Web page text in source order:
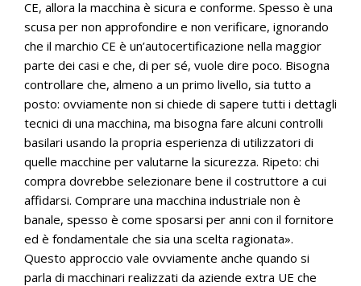
CE, allora la macchina è sicura e conforme. Spesso è una
scusa per non approfondire e non verificare, ignorando
che il marchio CE è un’autocertificazione nella maggior
parte dei casi e che, di per sé, vuole dire poco. Bisogna
controllare che, almeno a un primo livello, sia tutto a
posto: ovviamente non si chiede di sapere tutti i dettagli
tecnici di una macchina, ma bisogna fare alcuni controlli
basilari usando la propria esperienza di utilizzatori di
quelle macchine per valutarne la sicurezza. Ripeto: chi
compra dovrebbe selezionare bene il costruttore a cui
affidarsi. Comprare una macchina industriale non è
banale, spesso è come sposarsi per anni con il fornitore
ed è fondamentale che sia una scelta ragionata».
Questo approccio vale ovviamente anche quando si
parla di macchinari realizzati da aziende extra UE che